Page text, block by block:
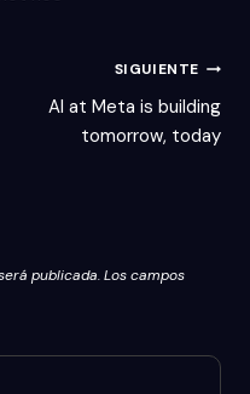
SIGUIENTE
AI at Meta is building
tomorrow, today
publicada.Los campos